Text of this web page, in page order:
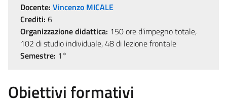
Docente: Vincenzo MICALE
Crediti: 6
Organizzazione didattica: 150 ore d'impegno totale,
102 di studio individuale, 48 di lezione frontale
Semestre: 1°
Obiettivi formativi